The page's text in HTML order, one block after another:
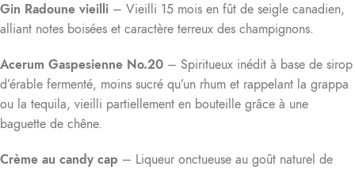
Gin Radoune vieilli – Vieilli 15 mois en fût de seigle canadien,
alliant notes boisées et caractère terreux des champignons.
Acerum Gaspesienne No.20 – Spiritueux inédit à base de sirop
d’érable fermenté, moins sucré qu’un rhum et rappelant la grappa
ou la tequila, vieilli partiellement en bouteille grâce à une
baguette de chêne.
Crème au candy cap – Liqueur onctueuse au goût naturel de